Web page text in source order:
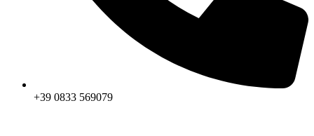
+39 0833 569079